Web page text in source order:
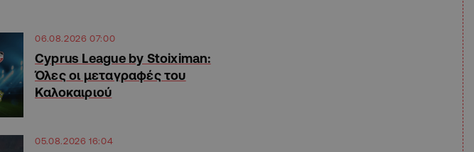
06.08.2026 07:00
Cyprus League by Stoiximan:
Όλες οι μεταγραφές του
Καλοκαιριού
05.08.2026 16:04